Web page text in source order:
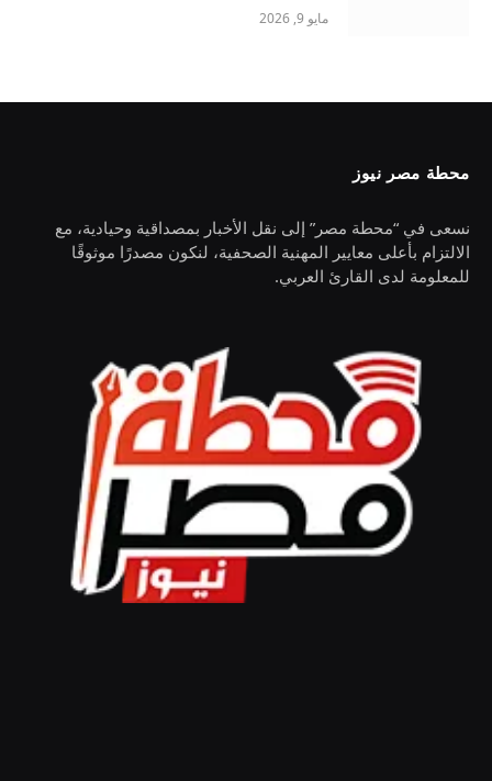
مايو 9, 2026
محطة مصر نيوز
نسعى في “محطة مصر” إلى نقل الأخبار بمصداقية وحيادية، مع
الالتزام بأعلى معايير المهنية الصحفية، لنكون مصدرًا موثوقًا
للمعلومة لدى القارئ العربي.